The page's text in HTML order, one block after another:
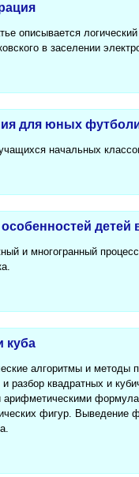
описывается
в заселении
для юных
начальных
детей
и многогранный
куба
алгоритмы и методы
разбор квадратных и
фигур. Выведение